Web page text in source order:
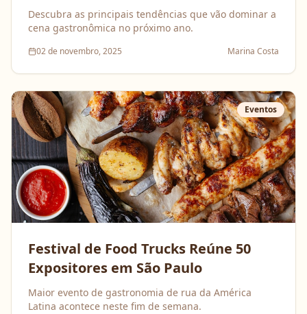
Descubra as principais tendências que vão dominar a
cena gastronômica no próximo ano.
02 de novembro, 2025 Marina Costa
Eventos
Festival de Food Trucks Reúne 50
Expositores em São Paulo
Maior evento de gastronomia de rua da América
Latina acontece neste fim de semana.